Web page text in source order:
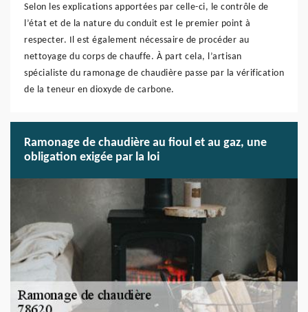
Selon les explications apportées par celle-ci, le contrôle de
l’état et de la nature du conduit est le premier point à
respecter. Il est également nécessaire de procéder au
nettoyage du corps de chauffe. À part cela, l’artisan
spécialiste du ramonage de chaudière passe par la vérification
de la teneur en dioxyde de carbone.
Ramonage de chaudière au fioul et au gaz, une
obligation exigée par la loi